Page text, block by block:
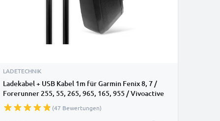
LADETECHNIK
Ladekabel + USB Kabel 1m für Garmin Fenix 8, 7 /
Forerunner 255, 55, 265, 965, 165, 955 / Vivoactive
5 / Venu 3, 3S, 2 / Enduro 3 Smartwatch Ersatz
Ladegerät 1A - Fitness Tracker Armband Auflader
(47 Bewertungen)